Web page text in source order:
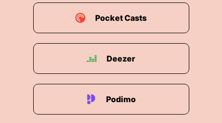
Pocket Casts
Deezer
Podimo